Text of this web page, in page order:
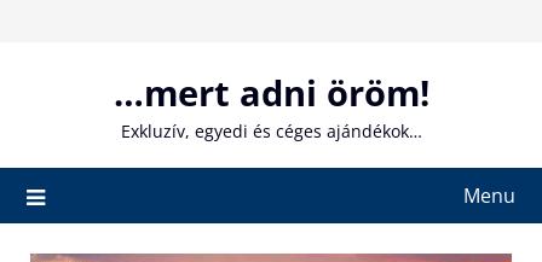
…mert adni öröm!
Exkluzív, egyedi és céges ajándékok…
Menu